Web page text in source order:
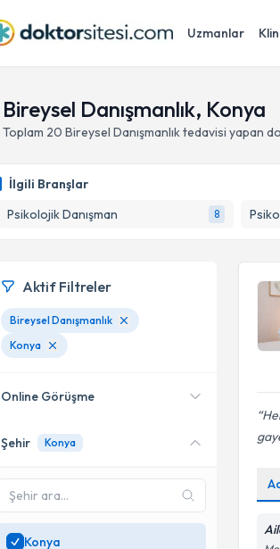
Uzmanlar
Bireysel Danışmanlık, Konya
Toplam 20 Bireysel Danışmanlıktedavisi yapan
İlgili Branşlar
Psikolojik Danışman
8
Aktif Filtreler
Bireysel Danışmanlık
Konya
Online Görüşme
Online danışmanlık sunan
SadeceKonya
uzman ara
Şehir Konya
Konya